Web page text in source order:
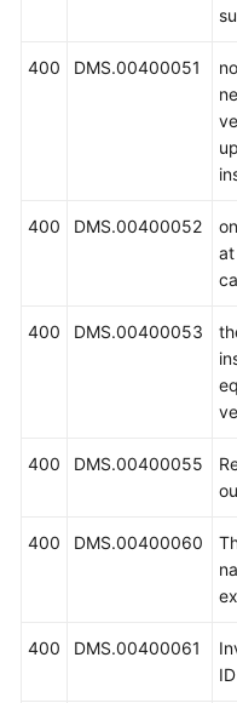
400 DMS.00400051
400 DMS.00400052
400 DMS.00400053
400 DMS.00400055
400 DMS.00400060
400 DMS.00400061